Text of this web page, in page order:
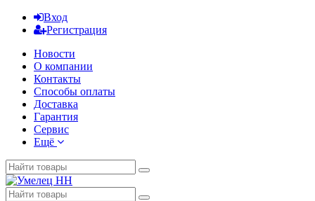
Вход
Регистрация
Новости
О компании
Контакты
Способы оплаты
Доставка
Гарантия
Сервис
Ещё